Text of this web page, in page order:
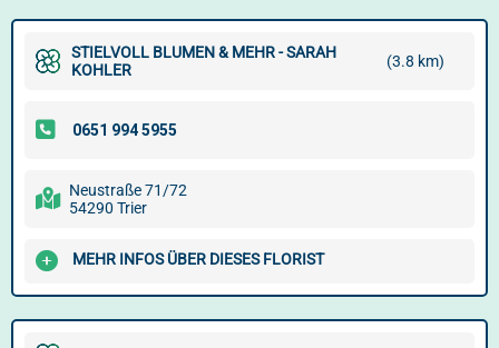
STIELVOLL BLUMEN & MEHR - SARAH
KOHLER
(3.8 km)
Neustraße 71/72
54290 Trier
MEHR INFOS ÜBER DIESES FLORIST